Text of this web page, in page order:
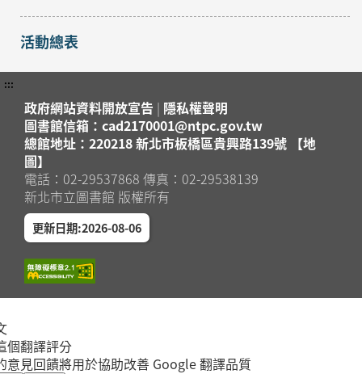
活動總表
:::
政府網站資料開放宣告 | 隱私權聲明
圖書館信箱：cad2170001@ntpc.gov.tw
總館地址：220218 新北市板橋區貴興路139號 【地
圖】
電話：02-29537868 傳真：02-29538139
新北市立圖書館 版權所有
更新日期:2026-08-06
個翻譯評分
意見回饋將用於協助改善 Google 翻譯品質